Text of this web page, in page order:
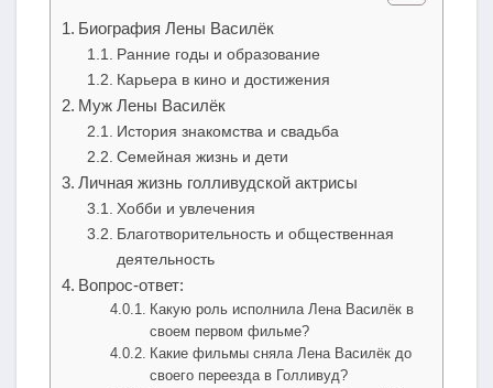
Биография Лены Василёк
Ранние годы и образование
Карьера в кино и достижения
Муж Лены Василёк
История знакомства и свадьба
Семейная жизнь и дети
Личная жизнь голливудской актрисы
Хобби и увлечения
Благотворительность и общественная
деятельность
Вопрос-ответ:
Какую роль исполнила Лена Василёк в
своем первом фильме?
Какие фильмы сняла Лена Василёк до
своего переезда в Голливуд?